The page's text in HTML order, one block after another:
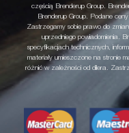
częścią Brenderup Group.
Brenderup Group. Podane
Zastrzegamy sobie prawo do
uprzedniego powiadomienia.
specyfikacjach technicznych,
materiały umieszczone na stronie
różnić w zależności od dilera.